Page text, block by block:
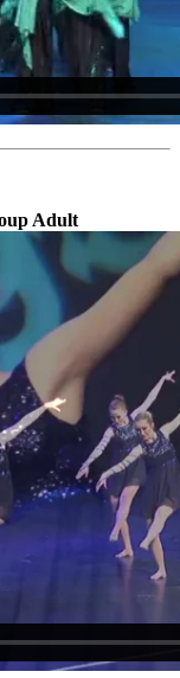
Adult